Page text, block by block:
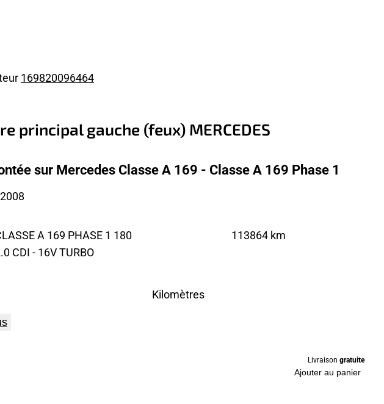
169820096464
principal gauche (feux) MERCEDES
sur Mercedes Classe A 169 - Classe A 169 Phase 1
A 169 PHASE 1 180
CDI - 16V TURBO
Kilomètres
113864 km
Livraison gratuite
Ajouter au panier